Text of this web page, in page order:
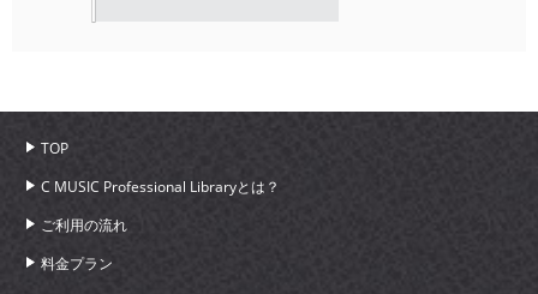
TOP
C MUSIC Professional Libraryとは？
ご利用の流れ
料金プラン